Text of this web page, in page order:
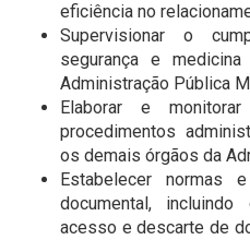
eficiência no
Supervisionar o
segurança e
Administração Pública
Elaborar e
procedimentos
os demais órgãos da
Estabelecer normas
documental, incluindo
acesso e descarte de